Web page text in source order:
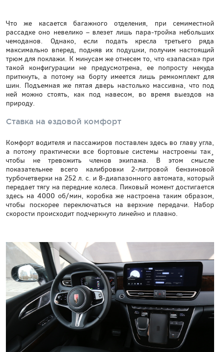
Что же касается багажного отделения, при семиместной
рассадке оно невелико – влезет лишь пара-тройка небольших
чемоданов. Однако, если подать кресла третьего ряда
максимально вперед, подняв их подушки, получим настоящий
трюм для поклажи. К минусам же отнесем то, что «запаска» при
такой конфигурации не предусмотрена, ее попросту некуда
приткнуть, а потому на борту имеется лишь ремкомплект для
шин. Подъемная же пятая дверь настолько массивна, что под
ней можно стоять, как под навесом, во время выездов на
природу.
Ставка на ездовой комфорт
Комфорт водителя и пассажиров поставлен здесь во главу угла,
а потому практически все бортовые системы настроены так¸
чтобы не тревожить членов экипажа. В этом смысле
показательнее всего калибровки 2-литровой бензиновой
турбочетверки на 252 л. с. и 8-диапазонного автомата, который
передает тягу на передние колеса. Пиковый момент достигается
здесь на 4000 об/мин, коробка же настроена таким образом,
чтобы поскорее переключаться на верхние передачи. Набор
скорости происходит подчеркнуто линейно и плавно.